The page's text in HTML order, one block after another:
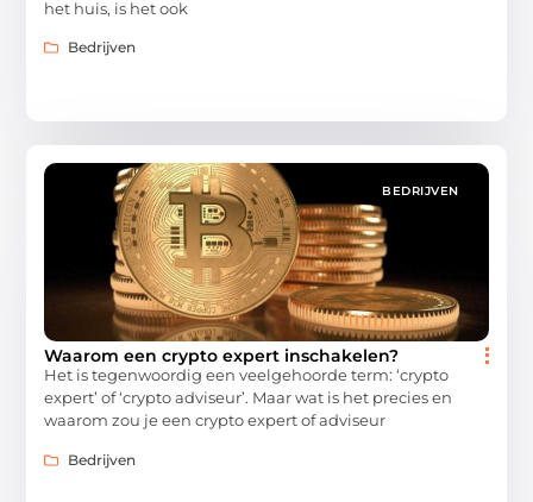
het huis, is het ook
Bedrijven
BEDRIJVEN
Waarom een crypto expert inschakelen?
Het is tegenwoordig een veelgehoorde term: ‘crypto
expert’ of ‘crypto adviseur’. Maar wat is het precies en
waarom zou je een crypto expert of adviseur
Bedrijven